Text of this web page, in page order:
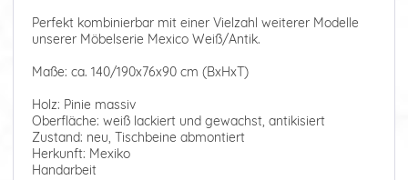
Perfekt kombinierbar mit einer Vielzahl weiterer Modelle
unserer Möbelserie Mexico Weiß/Antik.
Maße: ca. 140/190x76x90 cm (BxHxT)
Holz: Pinie massiv
Oberfläche: weiß lackiert und gewachst, antikisiert
Zustand: neu, Tischbeine abmontiert
Herkunft: Mexiko
Handarbeit